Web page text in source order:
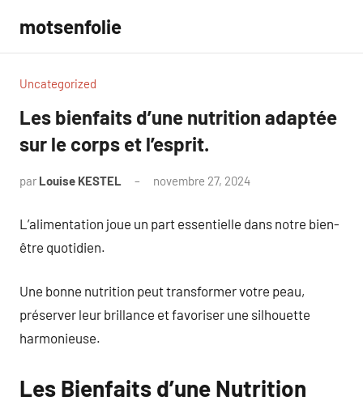
contenu
motsenfolie
Uncategorized
Les bienfaits d’une nutrition adaptée
sur le corps et l’esprit.
par Louise KESTEL novembre 27, 2024
L’alimentation joue un part essentielle dans notre bien-
être quotidien.
Une bonne nutrition peut transformer votre peau,
préserver leur brillance et favoriser une silhouette
harmonieuse.
Les Bienfaits d’une Nutrition